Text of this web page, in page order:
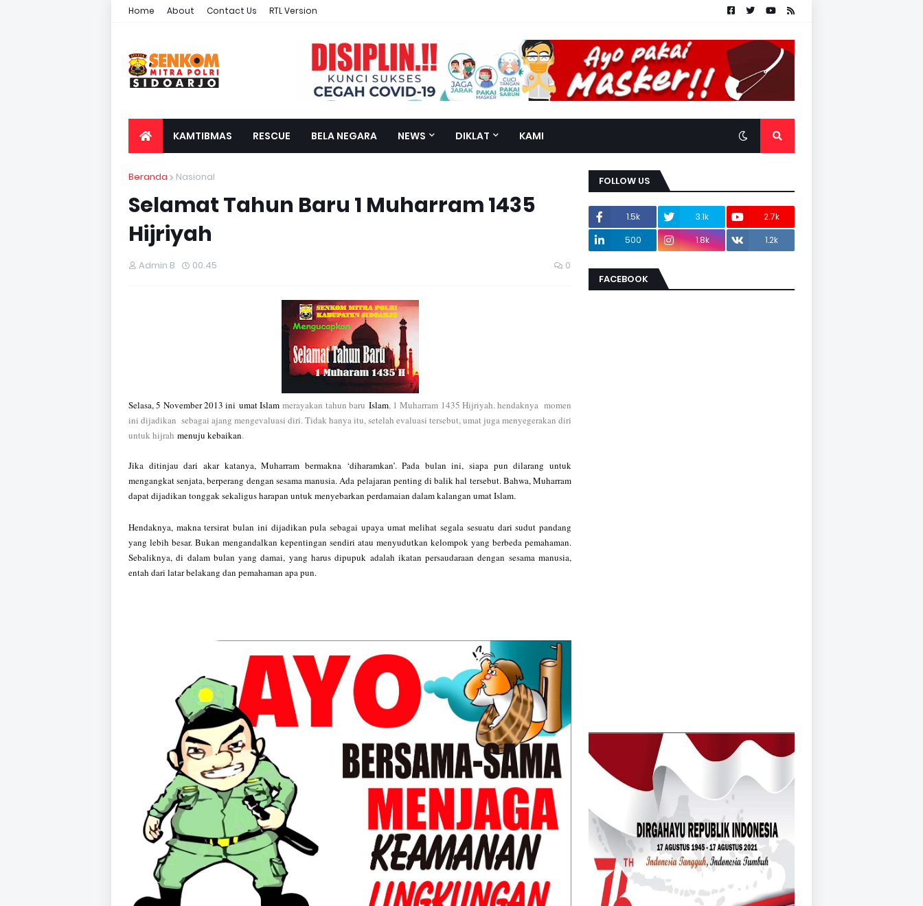
Home About Contact Us RTL Version
KAMTIBMAS RESCUE BELA NEGARA NEWS DIKLAT KAMI
Beranda Nasional
Selamat Tahun Baru 1 Muharram 1435
Hijriyah
Admin B 00.45 0
Selasa, 5 November 2013 ini umat Islammerayakan tahun baru Islam, 1 Muharram 1435 Hijriyah. hendaknya momen
ini dijadikan sebagai ajang mengevaluasi diri. Tidak hanya itu, setelah evaluasi tersebut, umat juga menyegerakan diri
untuk hijrah menuju kebaikan.
Jika ditinjau dari akar katanya, Muharram bermakna ‘diharamkan’. Pada bulan ini, siapa pun dilarang untuk
mengangkat senjata, berperang dengan sesama manusia. Ada pelajaran penting di balik hal tersebut. Bahwa, Muharram
dapat dijadikan tonggak sekaligus harapan untuk menyebarkan perdamaian dalam kalangan umat Islam.
Hendaknya, makna tersirat bulan ini dijadikan pula sebagai upaya umat melihat segala sesuatu dari sudut pandang
yang lebih besar. Bukan mengandalkan kepentingan sendiri atau menyudutkan kelompok yang berbeda pemahaman.
Sebaliknya, di dalam bulan yang damai, yang harus dipupuk adalah ikatan persaudaraan dengan sesama manusia,
entah dari latar belakang dan pemahaman apa pun.
FOLLOW US
1.5k 3.1k
2.7k
500
1.8k 1.2k
FACEBOOK